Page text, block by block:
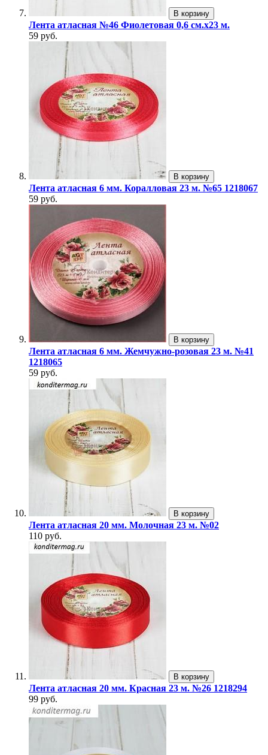
В корзину
Лента атласная №46 Фиолетовая 0,6 см.х23 м.
59 руб.
В корзину
Лента атласная 6 мм. Коралловая 23 м. №65 1218067
59 руб.
В корзину
Лента атласная 6 мм. Жемчужно-розовая 23 м. №41
1218065
59 руб.
В корзину
Лента атласная 20 мм. Молочная 23 м. №02
110 руб.
В корзину
Лента атласная 20 мм. Красная 23 м. №26 1218294
99 руб.